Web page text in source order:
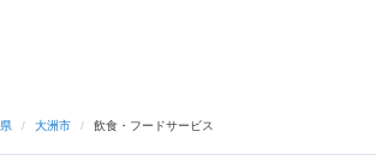
/ 大洲市 / 飲食・フードサービス